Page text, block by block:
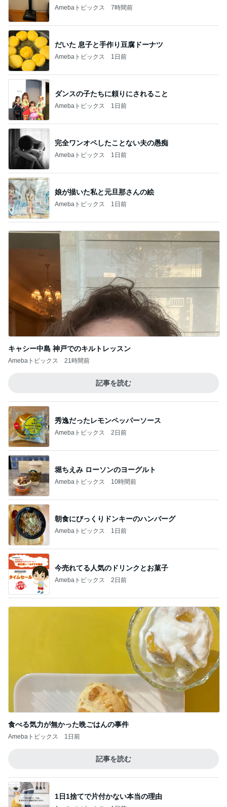
Amebaトピックス 7時間前
だいた 息子と手作り豆腐ドーナツ
Amebaトピックス 1日前
ダンスの子たちに頼りにされること
Amebaトピックス 1日前
完全ワンオペしたことない夫の愚痴
Amebaトピックス 1日前
娘が描いた私と元旦那さんの絵
Amebaトピックス 1日前
キャシー中島 神戸でのキルトレッスン
Amebaトピックス 21時間前
記事を読む
秀逸だったレモンペッパーソース
Amebaトピックス 2日前
堀ちえみ ローソンのヨーグルト
Amebaトピックス 10時間前
朝食にびっくりドンキーのハンバーグ
Amebaトピックス 1日前
今売れてる人気のドリンクとお菓子
Amebaトピックス 2日前
食べる気力が無かった晩ごはんの事件
Amebaトピックス 1日前
記事を読む
1日1捨てで片付かない本当の理由